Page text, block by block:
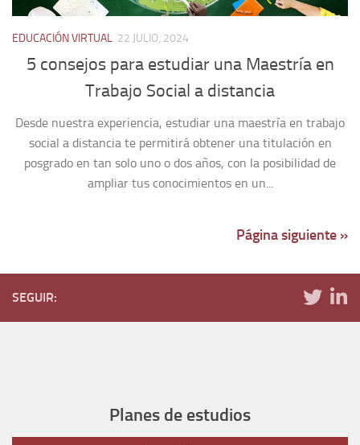
EDUCACIÓN VIRTUAL 22 JULIO, 2024
5 consejos para estudiar una Maestría en
Trabajo Social a distancia
Desde nuestra experiencia, estudiar una maestría en trabajo
social a distancia te permitirá obtener una titulación en
posgrado en tan solo uno o dos años, con la posibilidad de
ampliar tus conocimientos en un...
Página siguiente »
SEGUIR:
Planes de estudios